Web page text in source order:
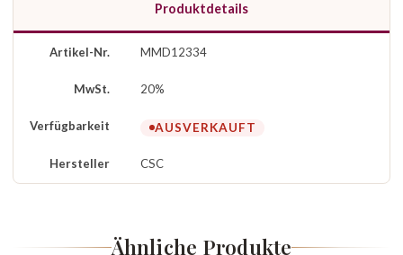
Produktdetails
Artikel-Nr. MMD12334
MwSt. 20%
Verfügbarkeit AUSVERKAUFT
Hersteller CSC
Ähnliche Produkte